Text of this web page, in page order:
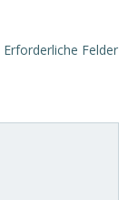
Erforderliche Felder